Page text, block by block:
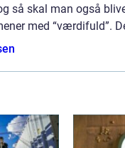
så skal man også
med “værdifuld”.